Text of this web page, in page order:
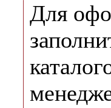
Для